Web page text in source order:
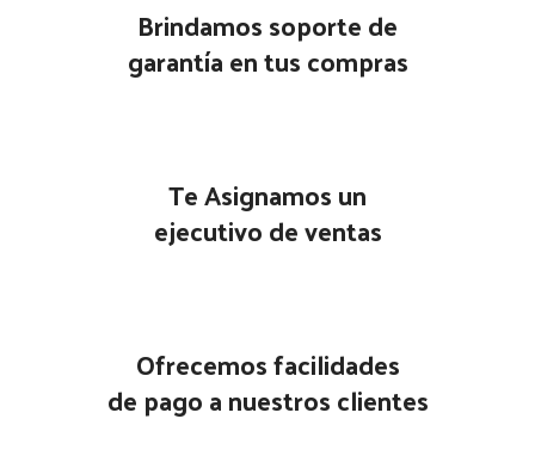
Brindamos soporte de
garantía en tus compras
Te Asignamos un
ejecutivo de ventas
Ofrecemos facilidades
de pago a nuestros clientes